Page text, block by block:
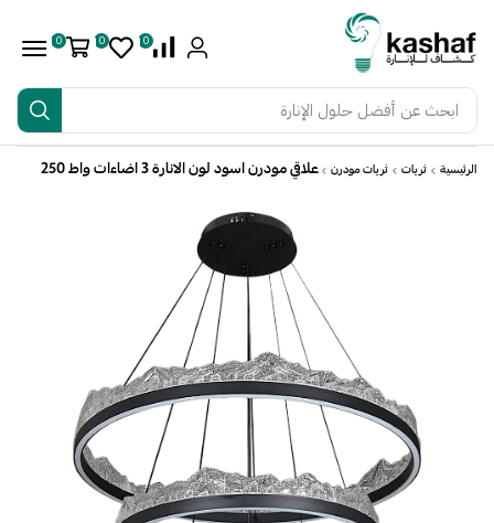
ابحث عن أفضل حلول الإنارة
0
0
0
الرئيسية ثريات ثريات مودرن علاقي مودرن اسود لون الانارة 3 اضاءات واط 250